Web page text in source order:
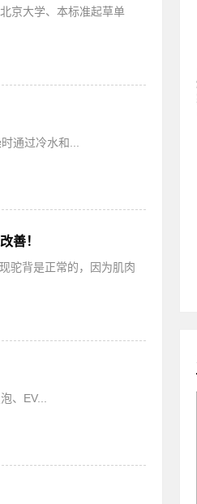
京大学、本标准起草单
通过冷水和...
善！
驼背是正常的，因为肌肉
、EV...